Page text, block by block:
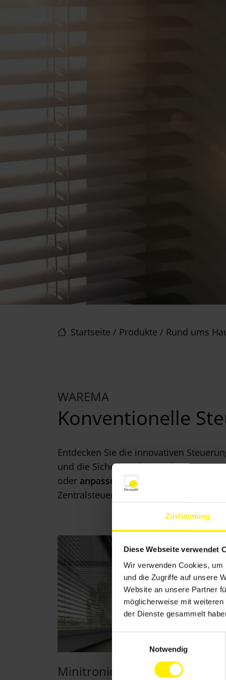
Zustimmung
Diese Webseite verwendet
Wir verwenden Cookies,
und die Zugriffe auf unsere
Website an unsere Partner
möglicherweise mit
der Dienste gesammelt
w
Notwendig
Startseite / Produkte / Rund ums
WAREMA
Konventionelle
Entdecken Sie die innovativen
und die Sicherheit Ihres Zuhauses zu
oder anpassungsfähige Steuerung
Zentralsteuerungssystem.
Minitronic dialog